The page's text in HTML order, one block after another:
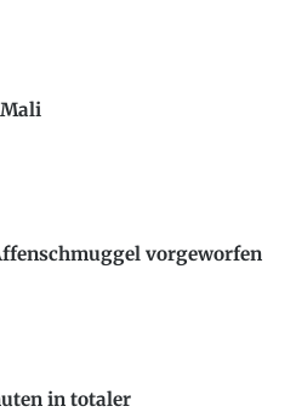
vorgeworfen
in totaler